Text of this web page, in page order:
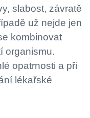
slabost, závratě
už nejde jen
kombinovat
organismu.
opatrnosti a při
lékařské